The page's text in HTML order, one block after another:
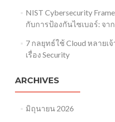
NIST Cybersecurity
กับการป้องกันไซเบอร์: จ
7 กลยุทธ์ใช้ Cloud หลายเ
เรื่อง Security​
ARCHIVES
มิถุนายน 2026